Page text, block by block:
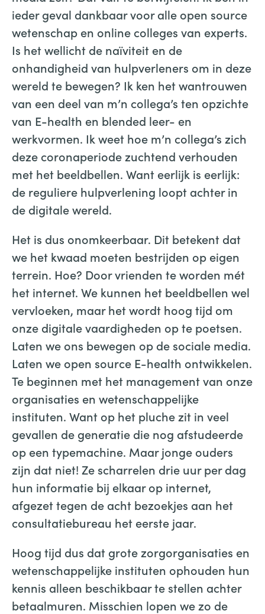
ieder geval dankbaar voor alle open source
wetenschap en online colleges van experts.
Is het wellicht de naïviteit en de
onhandigheid van hulpverleners om in deze
wereld te bewegen? Ik ken het wantrouwen
van een deel van m’n collega’s ten opzichte
van E-health en blended leer- en
werkvormen. Ik weet hoe m’n collega’s zich
deze coronaperiode zuchtend verhouden
met het beeldbellen. Want eerlijk is eerlijk:
de reguliere hulpverlening loopt achter in
de digitale wereld.
Het is dus onomkeerbaar. Dit betekent dat
we het kwaad moeten bestrijden op eigen
terrein. Hoe? Door vrienden te worden mét
het internet. We kunnen het beeldbellen wel
vervloeken, maar het wordt hoog tijd om
onze digitale vaardigheden op te poetsen.
Laten we ons bewegen op de sociale media.
Laten we open source E-health ontwikkelen.
Te beginnen met het management van onze
organisaties en wetenschappelijke
instituten. Want op het pluche zit in veel
gevallen de generatie die nog afstudeerde
op een typemachine. Maar jonge ouders
zijn dat niet! Ze scharrelen drie uur per dag
hun informatie bij elkaar op internet,
afgezet tegen de acht bezoekjes aan het
consultatiebureau het eerste jaar.
Hoog tijd dus dat grote zorgorganisaties en
wetenschappelijke instituten ophouden hun
kennis alleen beschikbaar te stellen achter
betaalmuren. Misschien lopen we zo de